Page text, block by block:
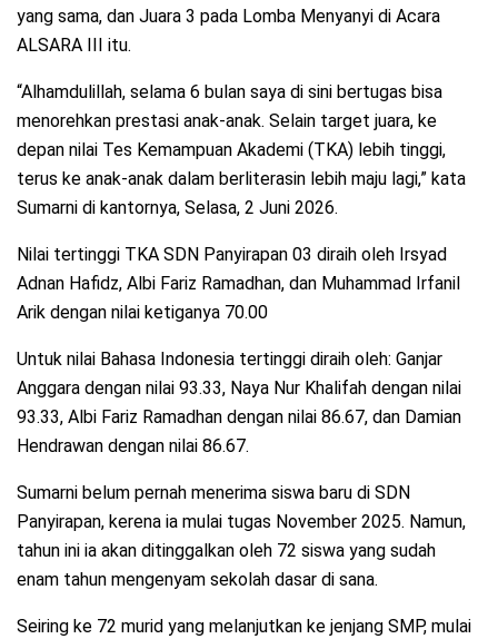
yang sama, dan Juara 3 pada Lomba Menyanyi di Acara
ALSARA III itu.
“Alhamdulillah, selama 6 bulan saya di sini bertugas bisa
menorehkan prestasi anak-anak. Selain target juara, ke
depan nilai Tes Kemampuan Akademi (TKA) lebih tinggi,
terus ke anak-anak dalam berliterasin lebih maju lagi,” kata
Sumarni di kantornya, Selasa, 2 Juni 2026.
Nilai tertinggi TKA SDN Panyirapan 03 diraih oleh Irsyad
Adnan Hafidz, Albi Fariz Ramadhan, dan Muhammad Irfanil
Arik dengan nilai ketiganya 70.00
Untuk nilai Bahasa Indonesia tertinggi diraih oleh: Ganjar
Anggara dengan nilai 93.33, Naya Nur Khalifah dengan nilai
93.33, Albi Fariz Ramadhan dengan nilai 86.67, dan Damian
Hendrawan dengan nilai 86.67.
Sumarni belum pernah menerima siswa baru di SDN
Panyirapan, kerena ia mulai tugas November 2025. Namun,
tahun ini ia akan ditinggalkan oleh 72 siswa yang sudah
enam tahun mengenyam sekolah dasar di sana.
Seiring ke 72 murid yang melanjutkan ke jenjang SMP, mulai